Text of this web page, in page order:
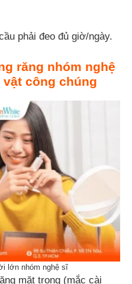
phải đeo đủ giờ/ngày.
răng nhóm nghệ
công chúng
lớn nhóm nghệ sĩ
mặt trong (mắc cài